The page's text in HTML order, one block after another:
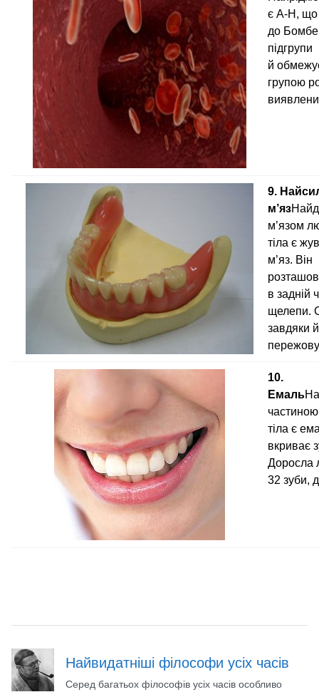
є A‑H,
до
підгрупи
й
групою
9.
м’яз
м’язом
тіла є
м’яз. Він
в задній
щелепи.
завдяки
10.
Емаль
тіла є
вкриває
Доросла
32 зуби,
Найвидатніші філософи усіх часів
Серед багатьох філософів усіх часів особливо